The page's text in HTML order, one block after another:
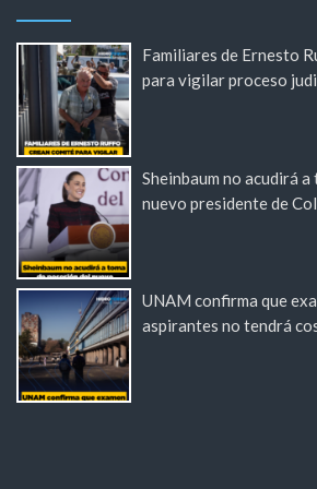
Familiares de Ernesto
para vigilar proceso
Sheinbaum no acudirá
nuevo presidente de
UNAM confirma que
aspirantes no tendrá